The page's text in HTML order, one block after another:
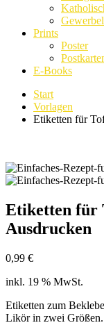
Prints
Poster
E-Books
Start
Vorlagen
Etiketten für
Etiketten für
Ausdrucken
0,99 €
inkl. 19 % MwSt.
Etiketten zum
Likör in zwei Größen.